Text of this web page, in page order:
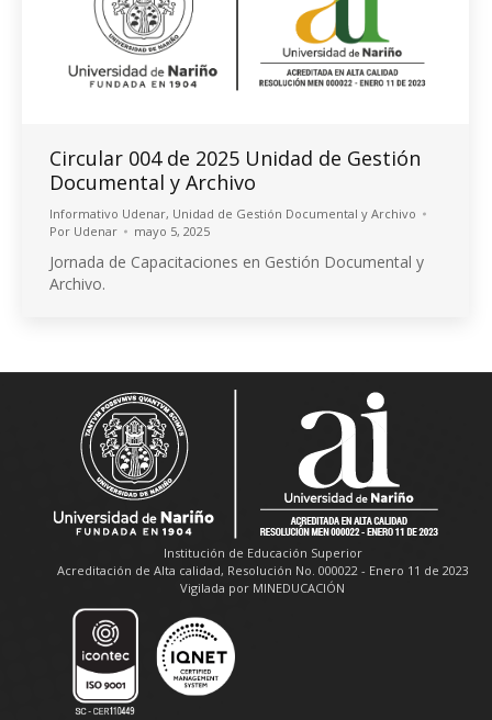
Circular 004 de 2025 Unidad de Gestión
Documental y Archivo
Informativo Udenar, Unidad de Gestión Documental y Archivo
Por Udenar mayo 5, 2025
Jornada de Capacitaciones en Gestión Documental y
Archivo.
Institución de Educación Superior
Acreditación de Alta calidad, Resolución No. 000022 - Enero 11 de 2023
Vigilada por MINEDUCACIÓN